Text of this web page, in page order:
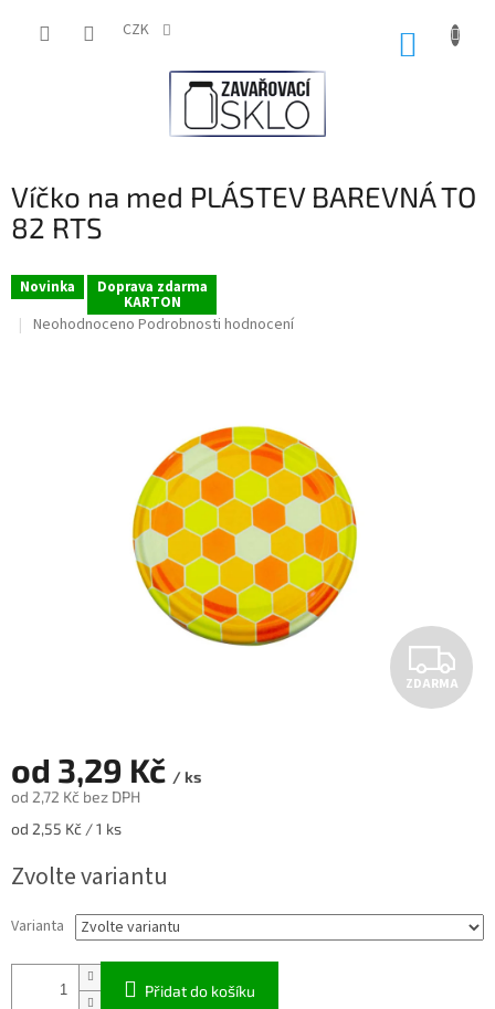
CZK
Víčko na med PLÁSTEV BAREVNÁ TO
82 RTS
Novinka Doprava zdarma
KARTON
Průměrné
Neohodnoceno Podrobnosti hodnocení
Z
D
ZDARMA
od 3,29 Kč / ks
od 2,72 Kč bez DPH
Měrná
od 2,55 Kč / 1 ks
Zvolte variantu
Varianta
Přidat do košíku